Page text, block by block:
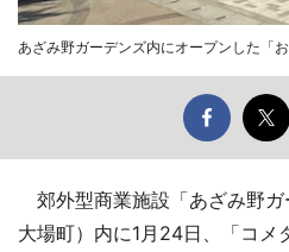
あざみ野ガーデンズ内にオープンした「お
郊外型商業施設「あざみ野
大場町）内に1月24日、「コメ